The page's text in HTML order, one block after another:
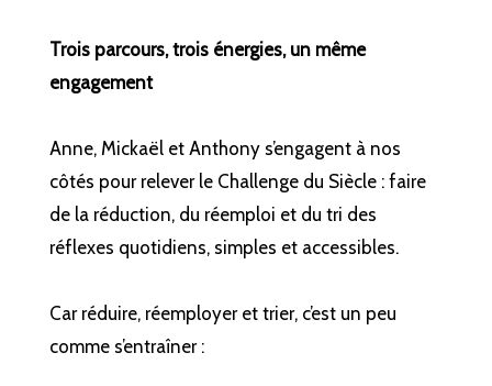
Trois parcours, trois énergies, un même
engagement
Anne, Mickaël et Anthony s’engagent à nos
côtés pour relever le Challenge du Siècle : faire
de la réduction, du réemploi et du tri des
réflexes quotidiens, simples et accessibles.
Car réduire, réemployer et trier, c’est un peu
comme s’entraîner :